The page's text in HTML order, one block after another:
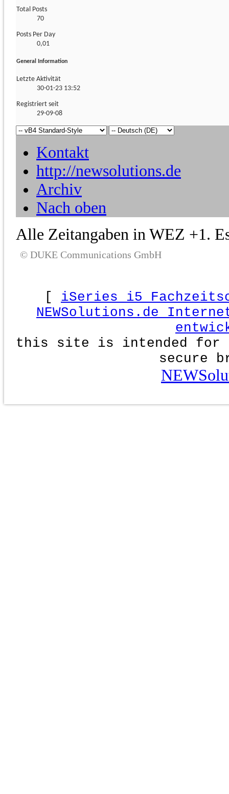
Total Posts
70
Posts Per Day
0,01
General Information
Letzte Aktivität
30-01-23 13:52
Registriert seit
29-09-08
Kontakt
http://newsolutions.de
Archiv
Nach oben
Alle Zeitangaben in WEZ +1.
© DUKE Communications GmbH
[ iSeries i5
NEWSolutions.de
this site is intended for
secure